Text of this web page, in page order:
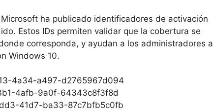
ha publicado identificadores de activación
Estos IDs permiten validar que la cobertura se
corresponda, y ayudan a los administradores a
Windows 10.
4a34-a497-d2765967d094
4afb-9a0f-64343c8f3f8d
41d7-ba33-87c7bfb5c0fb